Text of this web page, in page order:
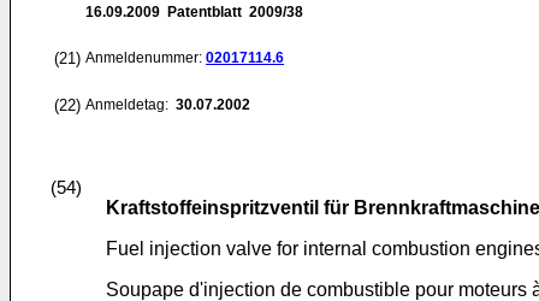
16.09.2009 Patentblatt 2009/38
(21) Anmeldenummer: 02017114.6
(22) Anmeldetag: 30.07.2002
(54)
Kraftstoffeinspritzventil für
Fuel injection valve for internal combustion
Soupape d'injection de combustible pour moteurs